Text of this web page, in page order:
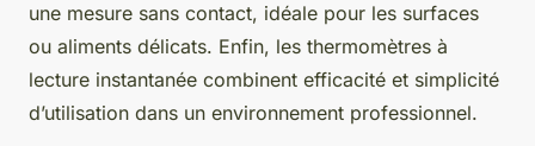
une mesure sans contact, idéale pour les surfaces
ou aliments délicats. Enfin, les thermomètres à
lecture instantanée combinent efficacité et simplicité
d’utilisation dans un environnement professionnel.